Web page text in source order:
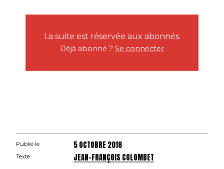
La suite est réservée aux abonnés.
Déjà abonné ? Se connecter
Publié le 5 OCTOBRE 2018
Texte JEAN-FRANÇOIS COLOMBET